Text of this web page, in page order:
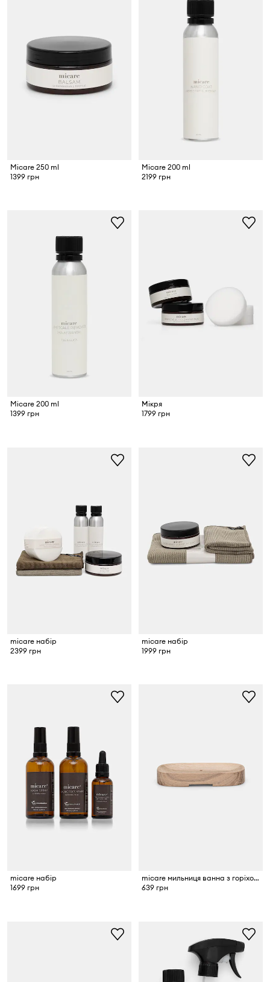
Micare 250 ml
1399 грн
Micare 200 ml
2199 грн
Micare 200 ml
1399 грн
Мікря
1799 грн
micare набір
2399 грн
micare набір
1999 грн
micare набір
1699 грн
micare мильниця ванна з горіхового дерева
639 грн